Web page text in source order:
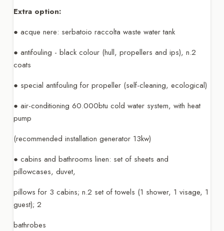
Extra option:
● acque nere: serbatoio raccolta waste water tank
● antifouling - black colour (hull, propellers and ips), n.2
coats
● special antifouling for propeller (self-cleaning, ecological)
● air-conditioning 60.000btu cold water system, with heat
pump
(recommended installation generator 13kw)
● cabins and bathrooms linen: set of sheets and
pillowcases, duvet,
pillows for 3 cabins; n.2 set of towels (1 shower, 1 visage, 1
guest); 2
bathrobes